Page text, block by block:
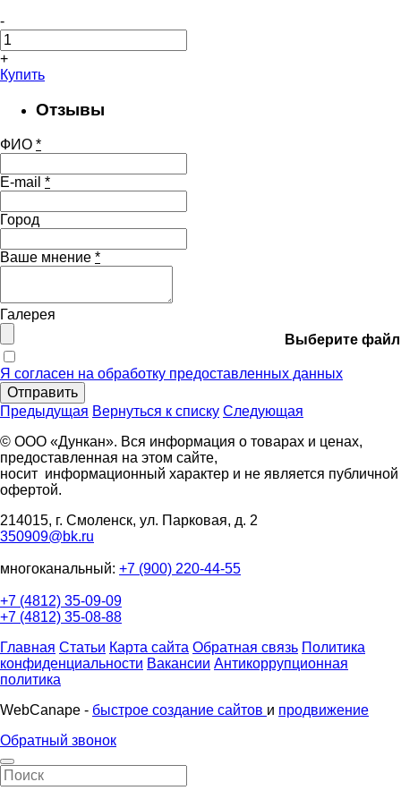
-
+
Купить
Отзывы
ФИО *
E-mail *
Город
Ваше мнение *
Галерея
Выберите файл
Я согласен на обработку предоставленных данных
Отправить
Предыдущая Вернуться к списку Следующая
© ООО «Дункан». Вся информация о товарах и ценах,
предоставленная на этом сайте,
носит информационный характер и не является публичной
офертой.
214015, г. Смоленск, ул. Парковая, д. 2
350909@bk.ru
многоканальный: +7 (900) 220-44-55
+7 (4812) 35-09-09
+7 (4812) 35-08-88
Главная Статьи Карта сайта Обратная связь Политика
конфиденциальности Вакансии Антикоррупционная
политика
WebCanape - быстрое создание сайтов и продвижение
Обратный звонок